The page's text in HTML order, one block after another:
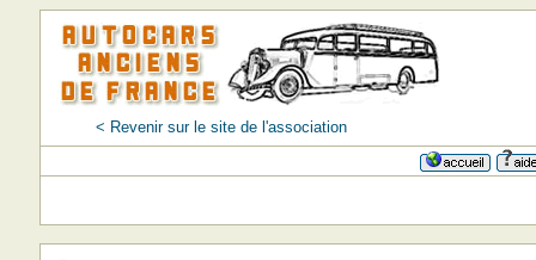
< Revenir sur le site de l'association